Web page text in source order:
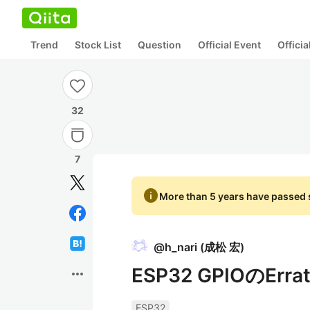
Trend Stock List Question Official Event
32
7
more_horiz
infoMore than 5 years have passed
@h_nari (成松 宏)
ESP32 GPIOの
ESP32